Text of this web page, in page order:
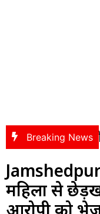
Breaking News
कॉलोनी में
महिला से
आरोपी को